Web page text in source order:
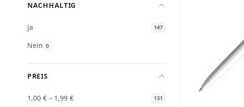
NACHHALTIG
Ja 147
Nein 0
PREIS
1,00 € – 1,99 € 131